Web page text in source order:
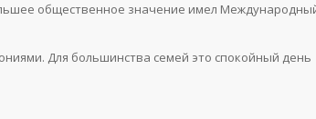
общественное значение имел
Для большинства семей это спокойный день